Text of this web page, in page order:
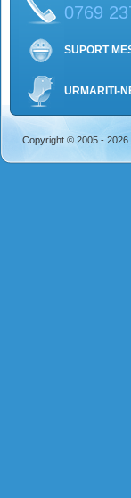
0769
SUPORT
URMARITI-
Copyright © 2005 - 2026